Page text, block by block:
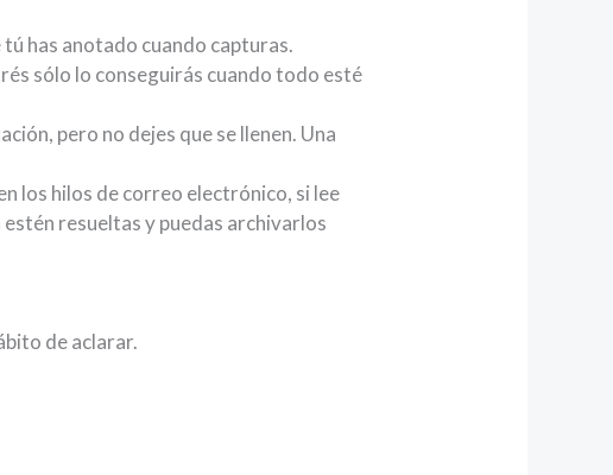
tú has anotado cuando capturas.
sólo lo conseguirás cuando todo esté
pero no dejes que se llenen. Una
los hilos de correo electrónico, si lee
resueltas y puedas archivarlos
de aclarar.